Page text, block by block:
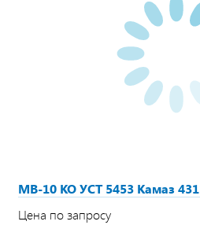
МВ-10 КО УСТ 5453 Камаз
Цена по запросу